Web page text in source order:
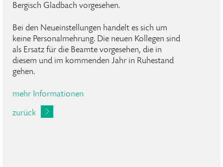
Bergisch Gladbach vorgesehen.
Bei den Neueinstellungen handelt es sich um
keine Personalmehrung. Die neuen Kollegen sind
als Ersatz für die Beamte vorgesehen, die in
diesem und im kommenden Jahr in Ruhestand
gehen.
mehr Informationen
zurück